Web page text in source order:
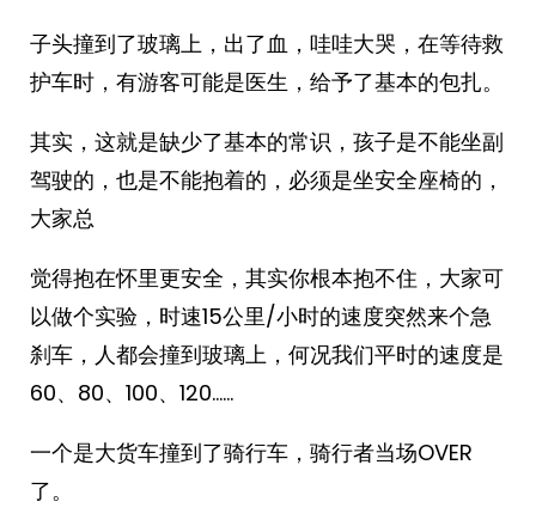
子头撞到了玻璃上，出了血，哇哇大哭，在等待救
护车时，有游客可能是医生，给予了基本的包扎。
其实，这就是缺少了基本的常识，孩子是不能坐副
驾驶的，也是不能抱着的，必须是坐安全座椅的，
大家总
觉得抱在怀里更安全，其实你根本抱不住，大家可
以做个实验，时速15公里/小时的速度突然来个急
刹车，人都会撞到玻璃上，何况我们平时的速度是
60、80、100、120……
一个是大货车撞到了骑行车，骑行者当场OVER
了。